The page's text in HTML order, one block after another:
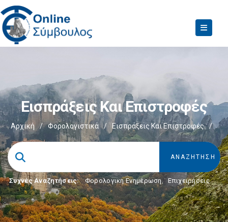
Εισπράξεις Και Επιστροφές
Αρχική / Φορολογιστικά / Εισπράξεις Και Επιστροφές /
Συχνές Αναζητήσεις: Φορολογικη Ενημέρωση, Επιχειρήσεις